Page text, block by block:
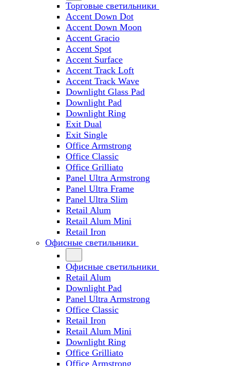
Торговые светильники
Accent Down Dot
Accent Down Moon
Accent Gracio
Accent Spot
Accent Surface
Accent Track Loft
Accent Track Wave
Downlight Glass Pad
Downlight Pad
Downlight Ring
Exit Dual
Exit Single
Office Armstrong
Office Classic
Office Grilliato
Panel Ultra Armstrong
Panel Ultra Frame
Panel Ultra Slim
Retail Alum
Retail Alum Mini
Retail Iron
Офисные светильники
Офисные светильники
Retail Alum
Downlight Pad
Panel Ultra Armstrong
Office Classic
Retail Iron
Retail Alum Mini
Downlight Ring
Office Grilliato
Office Armstrong